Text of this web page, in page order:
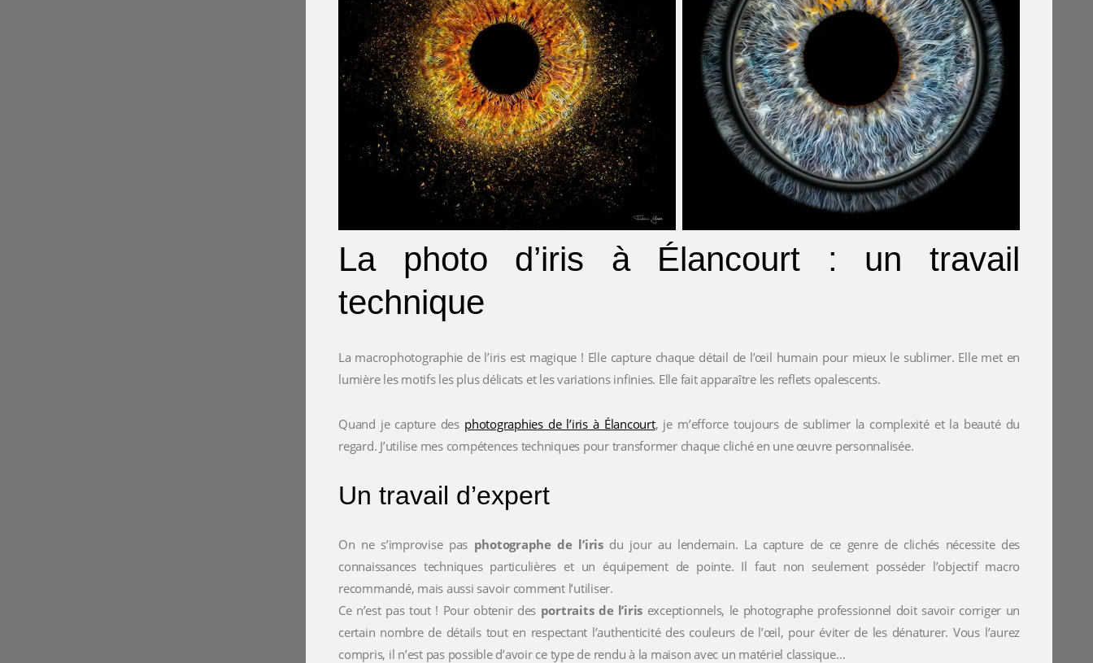
La photo d’iris à Élancourt : un travail
technique
La macrophotographie de l’iris est magique ! Elle capture chaque détail de l’œil humain pour mieux le sublimer. Elle met en
lumière les motifs les plus délicats et les variations infinies. Elle fait apparaître les reflets opalescents.
Quand je capture des photographies de l’iris à Élancourt, je m’efforce toujours de sublimer la complexité et la beauté du
regard. J’utilise mes compétences techniques pour transformer chaque cliché en une œuvre personnalisée.
Un travail d’expert
On ne s’improvise pas photographe de l’irisdu jour au lendemain. La capture de ce genre de clichés nécessite des
connaissances techniques particulières et un équipement de pointe. Il faut non seulement posséder l’objectif macro
recommandé, mais aussi savoir comment l’utiliser.
Ce n’est pas tout ! Pour obtenir des portraits de l’iris exceptionnels, le photographe professionnel doit savoir corriger un
certain nombre de détails tout en respectant l’authenticité des couleurs de l’œil, pour éviter de les dénaturer. Vous l’aurez
compris, il n’est pas possible d’avoir ce type de rendu à la maison avec un matériel classique…